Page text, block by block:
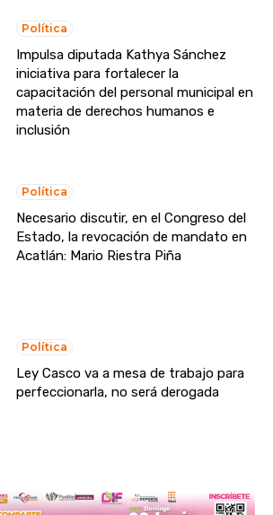
Política
Impulsa diputada Kathya Sánchez
iniciativa para fortalecer la
capacitación del personal municipal en
materia de derechos humanos e
inclusión
Política
Necesario discutir, en el Congreso del
Estado, la revocación de mandato en
Acatlán: Mario Riestra Piña
Política
Ley Casco va a mesa de trabajo para
perfeccionarla, no será derogada